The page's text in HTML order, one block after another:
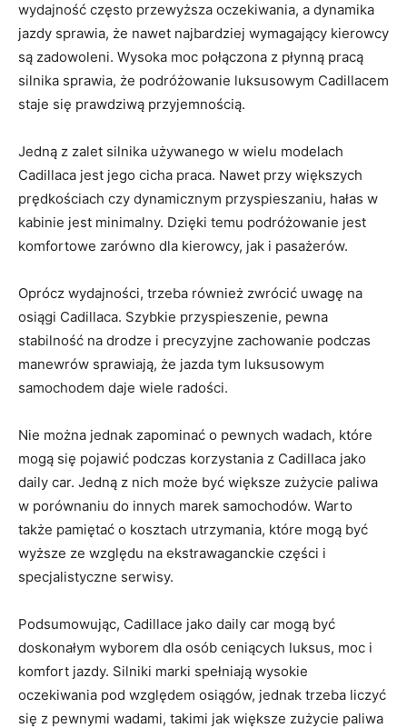
wydajność często przewyższa oczekiwania, a dynamika
jazdy sprawia, ⁤że nawet najbardziej wymagający kierowcy
są zadowoleni. Wysoka moc połączona z płynną pracą
silnika‌ sprawia, że podróżowanie luksusowym Cadillacem
staje się⁣ prawdziwą przyjemnością.
Jedną z zalet silnika używanego w wielu modelach
Cadillaca jest jego cicha praca. Nawet przy większych
prędkościach czy dynamicznym przyspieszaniu,⁣ hałas w
kabinie‍ jest minimalny. Dzięki temu podróżowanie jest
komfortowe zarówno dla kierowcy, jak i pasażerów.
Oprócz wydajności, trzeba również zwrócić uwagę na
osiągi Cadillaca. Szybkie przyspieszenie, pewna​
stabilność na drodze i precyzyjne zachowanie⁤ podczas
manewrów⁤ sprawiają, że ​jazda‌ tym luksusowym⁣
samochodem daje wiele radości.
Nie można jednak zapominać o‍ pewnych wadach, które
mogą ⁣się pojawić⁢ podczas korzystania​ z Cadillaca jako
daily car. Jedną z nich może być większe zużycie paliwa
w porównaniu do innych marek⁣ samochodów. Warto
także pamiętać o kosztach utrzymania, które mogą być
wyższe ze ‍względu na ekstrawaganckie części i⁣
specjalistyczne serwisy.
Podsumowując, Cadillace jako daily car mogą być
doskonałym wyborem dla osób ceniących luksus, moc i
komfort jazdy. Silniki marki ⁣spełniają wysokie
oczekiwania pod względem osiągów,⁢ jednak trzeba liczyć
się z pewnymi wadami, takimi jak ‌większe zużycie paliwa